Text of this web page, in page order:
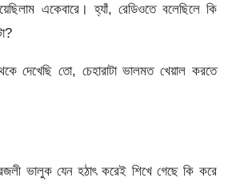
একেবারে। হ্যাঁ, রেডিওতে বলেছিলে কি
দেখেছি তো, চেহারাটা ভালমত খেয়াল করতে
ভালুক যেন হঠাৎ করেই শিখে গেছে কি করে